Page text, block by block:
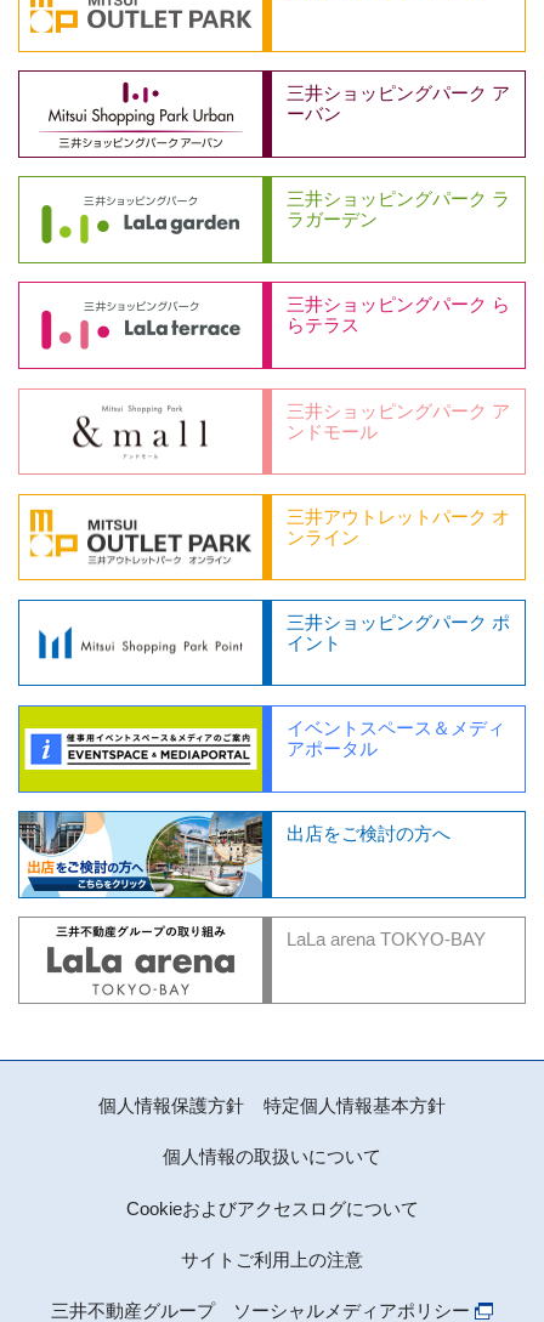
三井ショッピングパーク ア
ーバン
三井ショッピングパーク ラ
ラガーデン
三井ショッピングパーク ら
らテラス
三井ショッピングパーク ア
ンドモール
三井アウトレットパーク オ
ンライン
三井ショッピングパーク ポ
イント
イベントスペース＆メディ
アポータル
出店をご検討の方へ
LaLa arena TOKYO-BAY
個人情報保護方針 特定個人情報基本方針
個人情報の取扱いについて
Cookieおよびアクセスログについて
サイトご利用上の注意
三井不動産グループ ソーシャルメディアポリシー